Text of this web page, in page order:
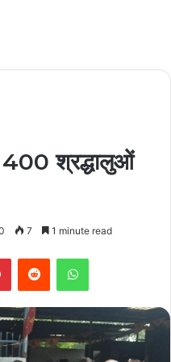
400 श्रद्धालुओं
7 1 minute read
PinterestReddit WhatsApp